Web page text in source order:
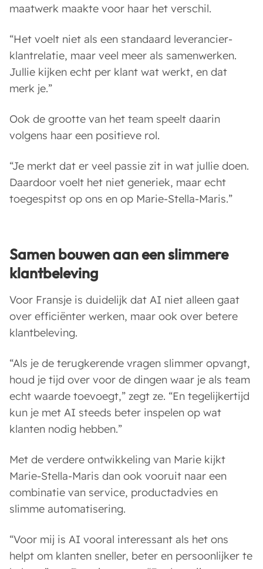
maatwerk maakte voor haar het verschil.
“Het voelt niet als een standaard leverancier-
klantrelatie, maar veel meer als samenwerken.
Jullie kijken echt per klant wat werkt, en dat
merk je.”
Ook de grootte van het team speelt daarin
volgens haar een positieve rol.
“Je merkt dat er veel passie zit in wat jullie doen.
Daardoor voelt het niet generiek, maar echt
toegespitst op ons en op Marie-Stella-Maris.”
Samen bouwen aan een slimmere
klantbeleving
Voor Fransje is duidelijk dat AI niet alleen gaat
over efficiënter werken, maar ook over betere
klantbeleving.
“Als je de terugkerende vragen slimmer opvangt,
houd je tijd over voor de dingen waar je als team
echt waarde toevoegt,” zegt ze. “En tegelijkertijd
kun je met AI steeds beter inspelen op wat
klanten nodig hebben.”
Met de verdere ontwikkeling van Marie kijkt
Marie-Stella-Maris dan ook vooruit naar een
combinatie van service, productadvies en
slimme automatisering.
“Voor mij is AI vooral interessant als het ons
helpt om klanten sneller, beter en persoonlijker te